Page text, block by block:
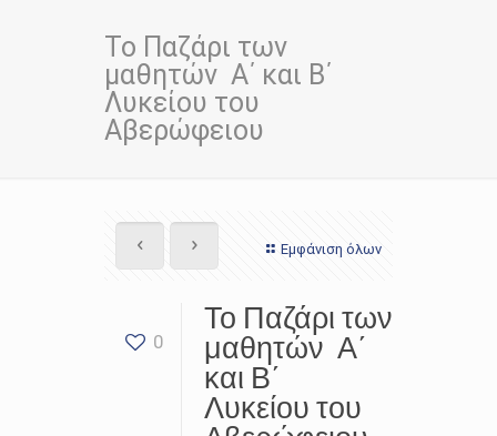
Το Παζάρι των
μαθητών Α΄ και Β΄
Λυκείου του
Αβερώφειου
Εμφάνιση όλων
0
Το Παζάρι των
μαθητών Α΄
και Β΄
Λυκείου του